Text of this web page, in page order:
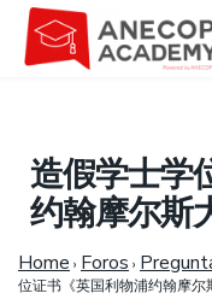
造假学士学
约翰摩尔斯
Home › Foros ›
位证书《英国利物浦约翰摩尔